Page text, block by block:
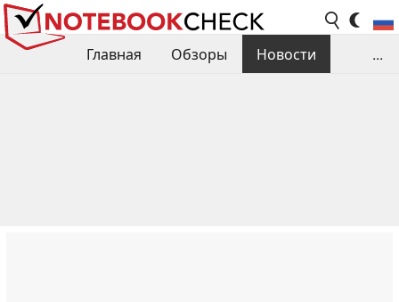
Главная Обзоры
Новости
...